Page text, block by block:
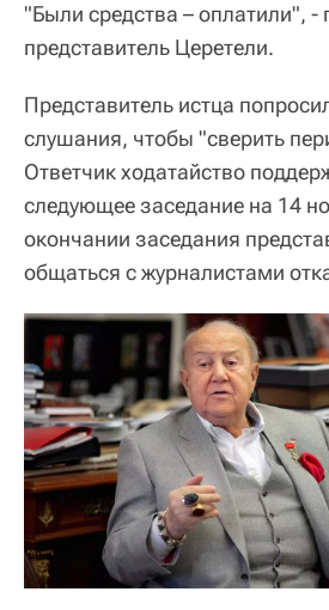
"Были средства – оплатили", -
представитель Церетели.
Представитель истца
слушания, чтобы "сверить
Ответчик ходатайство
следующее заседание на 14
окончании заседания
общаться с журналистами